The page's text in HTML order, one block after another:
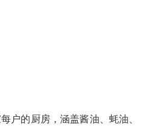
户的厨房，涵盖酱油、蚝油、